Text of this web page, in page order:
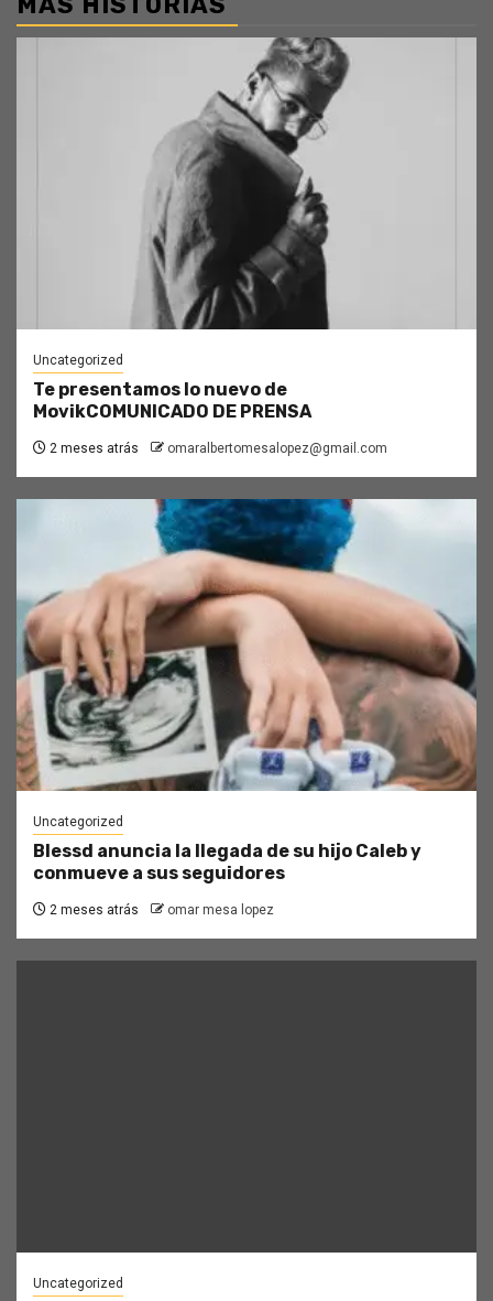
Uncategorized
Te presentamos lo nuevo de
MovikCOMUNICADO DE PRENSA
2 meses atrás omaralbertomesalopez@gmail.com
Uncategorized
Blessd anuncia la llegada de su hijo Caleb y
conmueve a sus seguidores
2 meses atrás omar mesa lopez
Uncategorized